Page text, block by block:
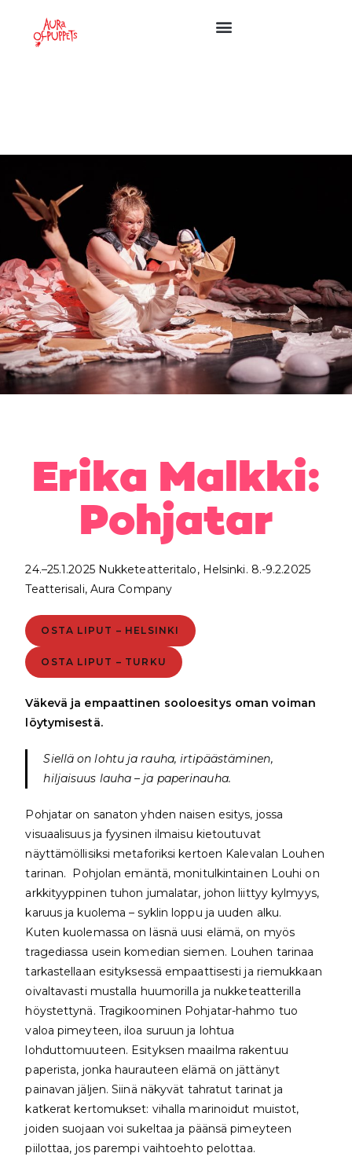
Erika Malkki:
Pohjatar
24.–25.1.2025 Nukketeatteritalo, Helsinki. 8.-9.2.2025
Teatterisali, Aura Company
OSTA LIPUT – HELSINKI
OSTA LIPUT – TURKU
Väkevä ja empaattinen sooloesitys oman voiman
löytymisestä.
Siellä on lohtu ja rauha, irtipäästäminen,
hiljaisuus lauha – ja paperinauha.
Pohjatar on sanaton yhden naisen esitys, jossa
visuaalisuus ja fyysinen ilmaisu kietoutuvat
näyttämöllisiksi metaforiksi kertoen Kalevalan Louhen
tarinan. Pohjolan emäntä, monitulkintainen Louhi on
arkkityyppinen tuhon jumalatar, johon liittyy kylmyys,
karuus ja kuolema – syklin loppu ja uuden alku.
Kuten kuolemassa on läsnä uusi elämä, on myös
tragediassa usein komedian siemen. Louhen tarinaa
tarkastellaan esityksessä empaattisesti ja riemukkaan
oivaltavasti mustalla huumorilla ja nukketeatterilla
höystettynä. Tragikoominen Pohjatar-hahmo tuo
valoa pimeyteen, iloa suruun ja lohtua
lohduttomuuteen. Esityksen maailma rakentuu
paperista, jonka haurauteen elämä on jättänyt
painavan jäljen. Siinä näkyvät tahratut tarinat ja
katkerat kertomukset: vihalla marinoidut muistot,
joiden suojaan voi sukeltaa ja päänsä pimeyteen
piilottaa, jos parempi vaihtoehto pelottaa.